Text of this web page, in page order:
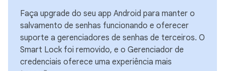
Faça upgrade do seu app Android para manter o
salvamento de senhas funcionando e oferecer
suporte a gerenciadores de senhas de terceiros. O
Smart Lock foi removido, e o Gerenciador de
credenciais oferece uma experiência mais